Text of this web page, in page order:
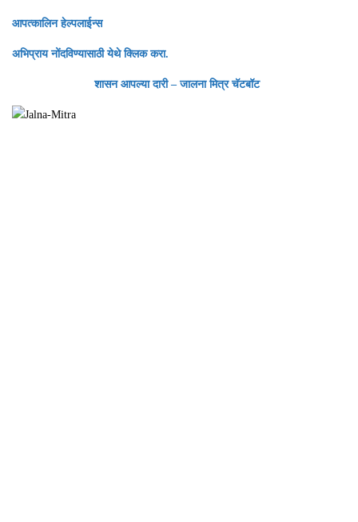
आपत्कालिन हेल्पलाईन्स
अभिप्राय नोंदविण्यासाठी येथे क्लिक करा.
शासन आपल्या दारी – जालना मित्र चॅटबॉट